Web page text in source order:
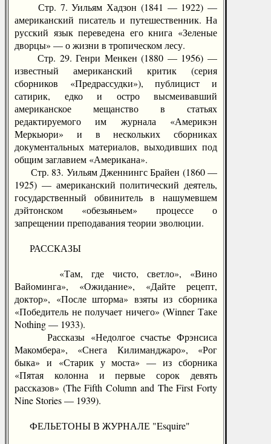
Стр. 7. Уильям Хадзон (1841 — 1922) —
американский писатель и путешественник. На
русский язык переведена его книга «Зеленые
дворцы» — о жизни в тропическом лесу.
Стр. 29. Генри Менкен (1880 — 1956) —
известный американский критик (серия
сборников «Предрассудки»), публицист и
сатирик, едко и остро высмеивавший
американское мещанство в статьях
редактируемого им журнала «Америкэн
Меркьюри» и в нескольких сборниках
документальных материалов, выходивших под
общим заглавием «Американа».
Стр. 83. Уильям Дженнингс Брайен (1860 —
1925) — американский политический деятель,
государственный обвинитель в нашумевшем
дэйтонском «обезьяньем» процессе о
запрещении преподавания теории эволюции.
РАССКАЗЫ
«Там, где чисто, светло», «Вино
Вайоминга», «Ожидание», «Дайте рецепт,
доктор», «После шторма» взяты из сборника
«Победитель не получает ничего» (Winner Таке
Nothing — 1933).
Рассказы «Недолгое счастье Фрэнсиса
Макомбера», «Снега Килиманджаро», «Рог
быка» и «Старик у моста» — из сборника
«Пятая колонна и первые сорок девять
рассказов» (The Fifth Column and The First Forty
Nine Stories — 1939).
ФЕЛЬЕТОНЫ В ЖУРНАЛЕ "Esquire"